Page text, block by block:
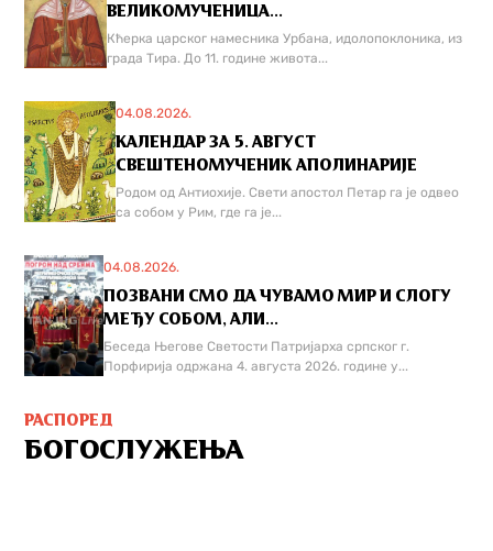
ВЕЛИКОМУЧЕНИЦА...
Кћерка царског намесника Урбана, идолопоклоника, из
града Тира. До 11. године живота...
04.08.2026.
КАЛЕНДАР ЗА 5. АВГУСТ
СВЕШТЕНОМУЧЕНИК АПОЛИНАРИЈЕ
Родом од Антиохије. Свети апостол Петар га је одвео
са собом у Рим, где га је...
04.08.2026.
ПОЗВАНИ СМО ДА ЧУВАМО МИР И СЛОГУ
МЕЂУ СОБОМ, АЛИ...
Беседа Његове Светости Патријарха српског г.
Порфирија одржана 4. августа 2026. године у...
РАСПОРЕД
БОГОСЛУЖЕЊА